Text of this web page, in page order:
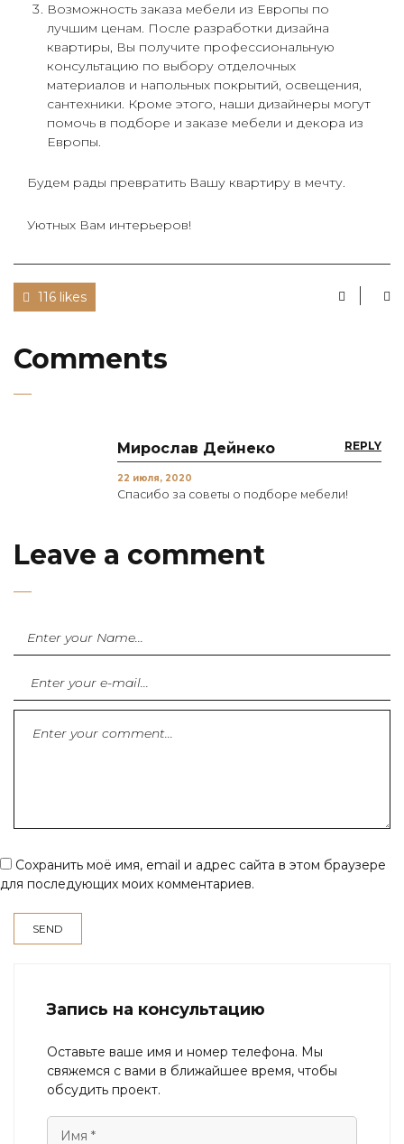
Возможность заказа мебели из Европы по
лучшим ценам. После разработки дизайна
квартиры, Вы получите профессиональную
консультацию по выбору отделочных
материалов и напольных покрытий, освещения,
сантехники. Кроме этого, наши дизайнеры могут
помочь в подборе и заказе мебели и декора из
Европы.
Будем рады превратить Вашу квартиру в мечту.
Уютных Вам интерьеров!
116 likes
Comments
REPLY
Мирослав Дейнеко
22 июля, 2020
Спасибо за советы о подборе мебели!
Leave a comment
Сохранить моё имя, email и адрес сайта в этом браузере
для последующих моих комментариев.
Запись на консультацию
Оставьте ваше имя и номер телефона. Мы
свяжемся с вами в ближайшее время, чтобы
обсудить проект.